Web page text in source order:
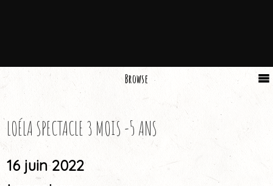
Browse
LOÉLA SPECTACLE 3 MOIS -5 ANS
16 juin 2022